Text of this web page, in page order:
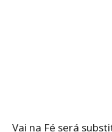
Vai na Fé será